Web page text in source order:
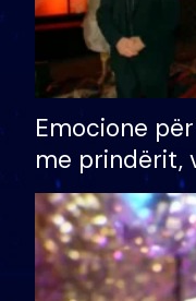
Emocione
me prindërit,
divorci apo